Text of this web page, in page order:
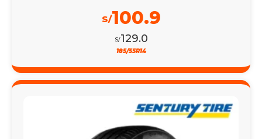
S/129.0
S/100.9
185/55R14